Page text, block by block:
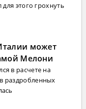
этого грохнуть
может
Мелони
в расчете на
раздробленных